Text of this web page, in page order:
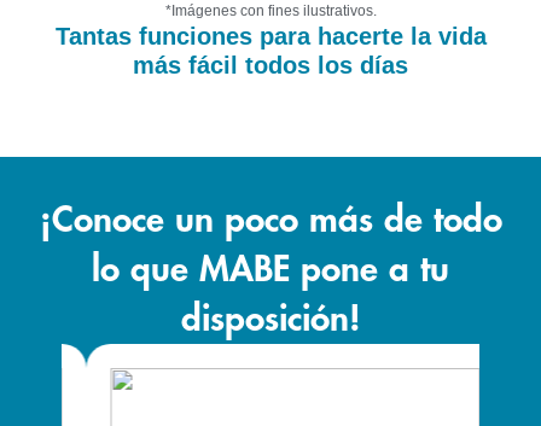
*Imágenes con fines ilustrativos.
Tantas funciones para hacerte la vida
más fácil todos los días
¡Conoce un poco más de todo
lo que MABE pone a tu
disposición!